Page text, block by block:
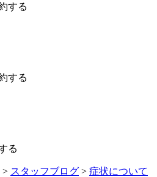
> スタッフブログ > 症状について